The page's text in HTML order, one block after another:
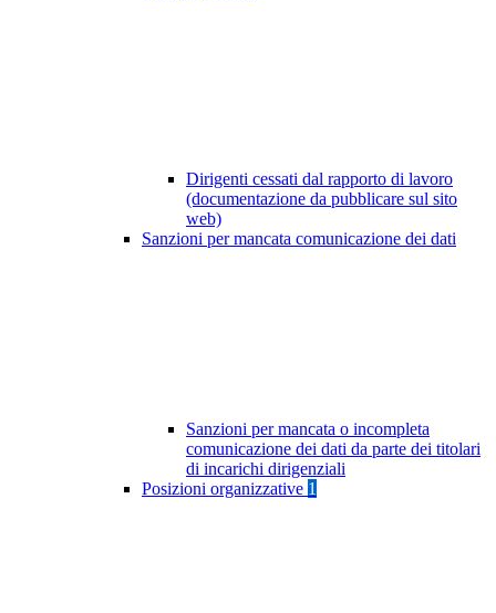
Dirigenti cessati dal rapporto di lavoro
(documentazione da pubblicare sul sito
web)
Sanzioni per mancata comunicazione dei dati
Sanzioni per mancata o incompleta
comunicazione dei dati da parte dei titolari
di incarichi dirigenziali
Posizioni organizzative 1